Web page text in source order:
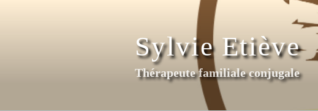
Sylvie Etiève
Thérapeute familiale conjugale